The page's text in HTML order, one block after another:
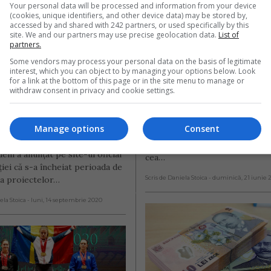
la guvernul
pentru
românilor
sunt din
Spania,
și alte țări
pentru Românii de
a anunțat pe site-ul oficial
că s-a încheiat perioada de
a proiectelor…
Stoica - luni, 14 septembrie 2020
Solstițiul de vară
Duminică 21 iunie
mai lungă zi din
an
Solstițiul de vară 2020 are loc
21 iunie, când din punct de
astronomic începe anotimpul
cea…
Scris de Daniela Stoica - duminică, 21 iunie
Your personal data will be processed and information from your device
(cookies, unique identifiers, and other device data) may be stored by,
accessed by and shared with 242 partners, or used specifically by this
site. We and our partners may use precise geolocation data. List of
partners.
Some vendors may process your personal data on the basis of legitimate
interest, which you can object to by managing your options below. Look
for a link at the bottom of this page or in the site menu to manage or
withdraw consent in privacy and cookie settings.
Consent
Manage options